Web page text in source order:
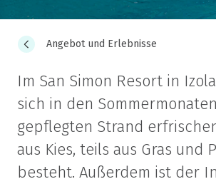
Angebot und Erlebnisse
Im San Simon Resort in
sich in den
gepflegten Strand
aus Kies, teils aus Gras und
besteht. Außerdem ist der